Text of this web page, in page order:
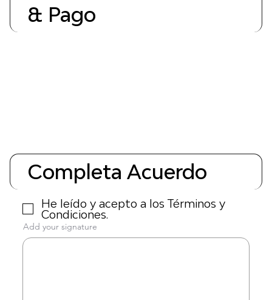
& Pago
Completa Acuerdo
He leído y acepto a los Términos y
Condiciones.
Add your signature